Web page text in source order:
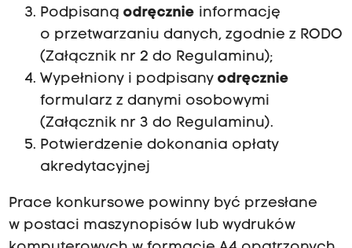
Podpisaną odręcznie informację
o przetwarzaniu danych, zgodnie z RODO
(Załącznik nr 2 do Regulaminu);
Wypełniony i podpisany odręcznie
formularz z danymi osobowymi
(Załącznik nr 3 do Regulaminu).
Potwierdzenie dokonania opłaty
akredytacyjnej
Prace konkursowe powinny być przesłane
w postaci maszynopisów lub wydruków